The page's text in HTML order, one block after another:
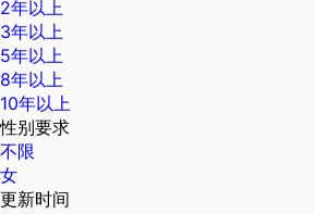
2年以上
3年以上
5年以上
8年以上
10年以上
性别要求
不限
女
更新时间